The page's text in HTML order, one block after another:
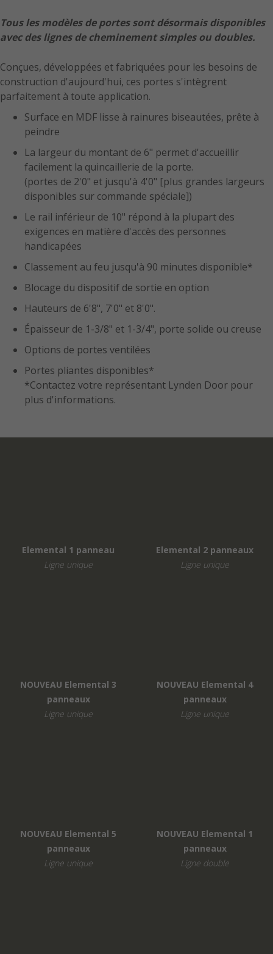
Tous les modèles de portes sont désormais disponibles
avec des lignes de cheminement simples ou doubles.
Conçues, développées et fabriquées pour les besoins de
construction d'aujourd'hui, ces portes s'intègrent
parfaitement à toute application.
Surface en MDF lisse à rainures biseautées, prête à
peindre
La largeur du montant de 6" permet d'accueillir
facilement la quincaillerie de la porte.
(portes de 2'0" et jusqu'à 4'0" [plus grandes largeurs
disponibles sur commande spéciale])
Le rail inférieur de 10" répond à la plupart des
exigences en matière d'accès des personnes
handicapées
Classement au feu jusqu'à 90 minutes disponible*
Blocage du dispositif de sortie en option
Hauteurs de 6'8", 7'0" et 8'0".
Épaisseur de 1-3/8" et 1-3/4", porte solide ou creuse
Options de portes ventilées
Portes pliantes disponibles*
*Contactez votre représentant Lynden Door pour
plus d'informations.